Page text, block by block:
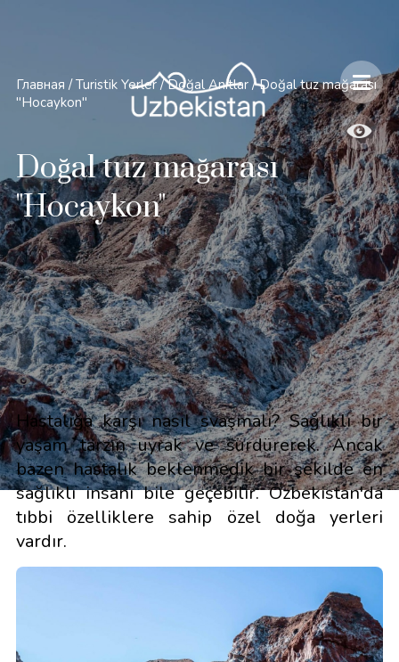
Главная / Turistik Yerler / Doğal Anıtlar / Doğal tuz mağarası
"Hocaykon"
Doğal tuz mağarası
"Hocaykon"
Hastalığa karşı nasıl svaşmalı? Sağlıklı bir
yaşam tarzın uyrak ve sürdürerek. Ancak
bazen hastalık beklenmedik bir şekilde en
sağlıklı insanı bile geçebilir. Özbekistan'da
tıbbi özelliklere sahip özel doğa yerleri
vardır.